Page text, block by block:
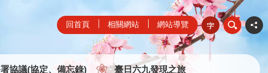
回首頁 相關網站 網站導覽
協議(協定、備忘錄) 臺日六九發現之旅